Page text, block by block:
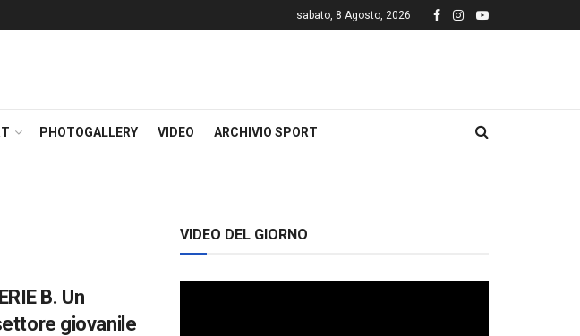
sabato, 8 Agosto, 2026
PHOTOGALLERY VIDEO ARCHIVIO SPORT
B. Un
giovanile
VIDEO DEL GIORNO